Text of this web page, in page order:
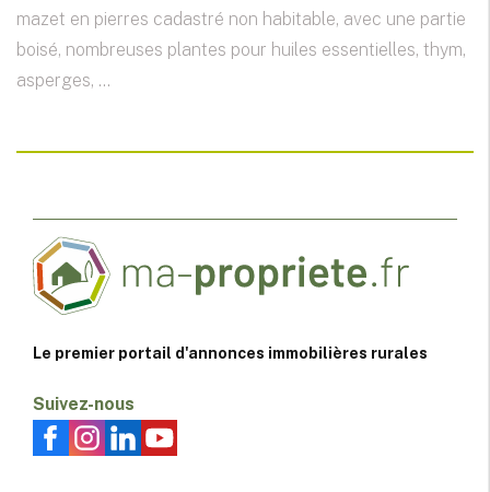
mazet en pierres cadastré non habitable, avec une partie
boisé, nombreuses plantes pour huiles essentielles, thym,
asperges, ...
Le premier portail d'annonces immobilières rurales
Suivez-nous